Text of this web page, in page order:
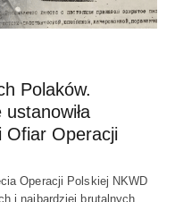
Polaków.
Ofiar Operacji
Operacji Polskiej NKWD
i najbardziej brutalnych